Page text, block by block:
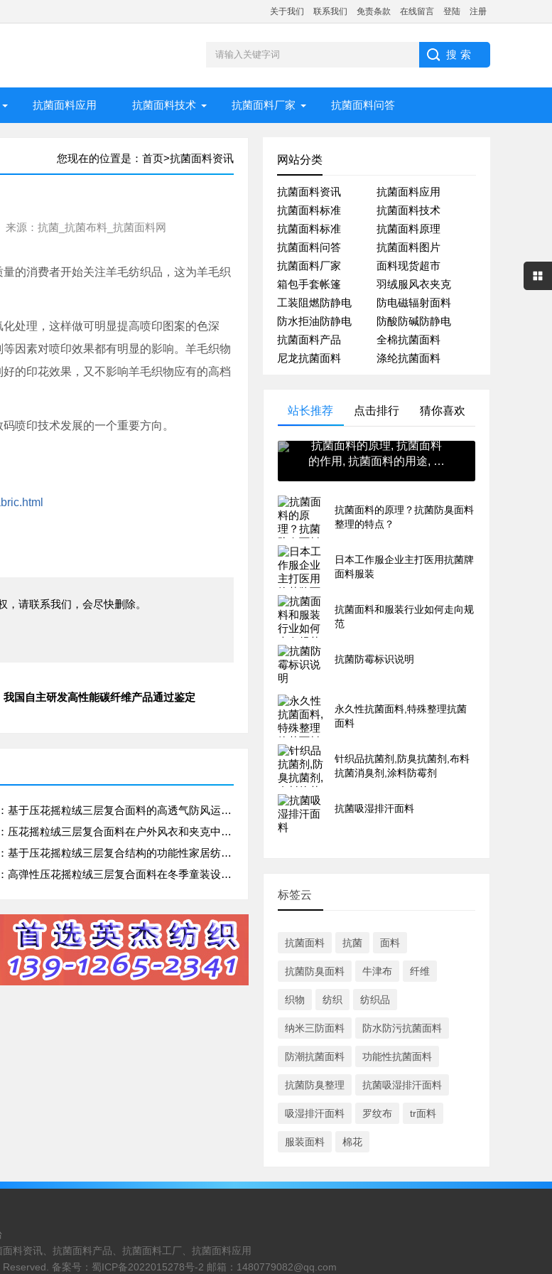
关于我们 联系我们 免责条款 在线留言 登陆 注册
抗菌面料应用 抗菌面料技术 抗菌面料厂家 抗菌面料问答
您现在的位置是： 首页>抗菌面料资讯
来源：抗菌_抗菌布料_抗菌面料网
的消费者开始关注羊毛纺织品，这为羊毛织
处理，这样做可明显提高喷印图案的色深
因素对喷印效果都有明显的影响。羊毛织物
的印花效果，又不影响羊毛织物应有的高档
印技术发展的一个重要方向。
请联系我们，会尽快删除。
我国自主研发高性能碳纤维产品通过鉴定
英杰：基于压花摇粒绒三层复合面料的高透气防风运动服饰开发
英杰：压花摇粒绒三层复合面料在户外风衣和夹克中的应用与性能
英杰：基于压花摇粒绒三层复合结构的功能性家居纺织品开发与应用
英杰：高弹性压花摇粒绒三层复合面料在冬季童装设计中的应用实践
网站分类
抗菌面料资讯
抗菌面料应用
抗菌面料标准
抗菌面料技术
抗菌面料标准
抗菌面料原理
抗菌面料问答
抗菌面料图片
抗菌面料厂家
面料现货超市
箱包手套帐篷
羽绒服风衣夹克
工装阻燃防静电
防电磁辐射面料
防水拒油防静电
防酸防碱防静电
抗菌面料产品
全棉抗菌面料
尼龙抗菌面料
涤纶抗菌面料
站长推荐 点击排行 猜你喜欢
抗菌面料的原理, 抗菌面料
的作用, 抗菌面料的用途, 抗
抗菌面料的原理？抗菌防臭面料
整理的特点？
日本工作服企业主打医用抗菌牌
面料服装
抗菌面料和服装行业如何走向规
范
抗菌防霉标识说明
永久性抗菌面料,特殊整理抗菌
面料
针织品抗菌剂,防臭抗菌剂,布料
抗菌消臭剂,涂料防霉剂
抗菌吸湿排汗面料
标签云
抗菌面料 抗菌 面料
抗菌防臭面料 牛津布 纤维
织物 纺织 纺织品
纳米三防面料 防水防污抗菌面料
防潮抗菌面料 功能性抗菌面料
抗菌防臭整理 抗菌吸湿排汗面料
吸湿排汗面料 罗纹布 tr面料
服装面料 棉花
料资讯、抗菌面料产品、抗菌面料工厂、抗菌面料应用
备案号： 蜀ICP备2022015278号-2 邮箱： 1480779082@qq.com